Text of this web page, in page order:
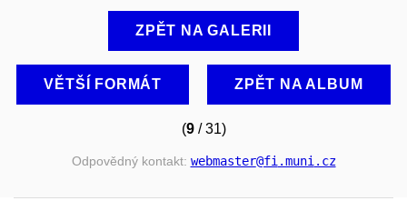
ZPĚT NA GALERII
VĚTŠÍ FORMÁT ZPĚT NA ALBUM
(9/ 31)
Odpovědný kontakt: webmaster@fi.muni.cz